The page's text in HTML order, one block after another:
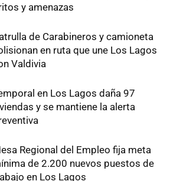
y amenazas
de Carabineros y camioneta
en ruta que une Los Lagos
Valdivia
en Los Lagos daña 97
y se mantiene la alerta
Regional del Empleo fija meta
de 2.200 nuevos puestos de
en Los Lagos